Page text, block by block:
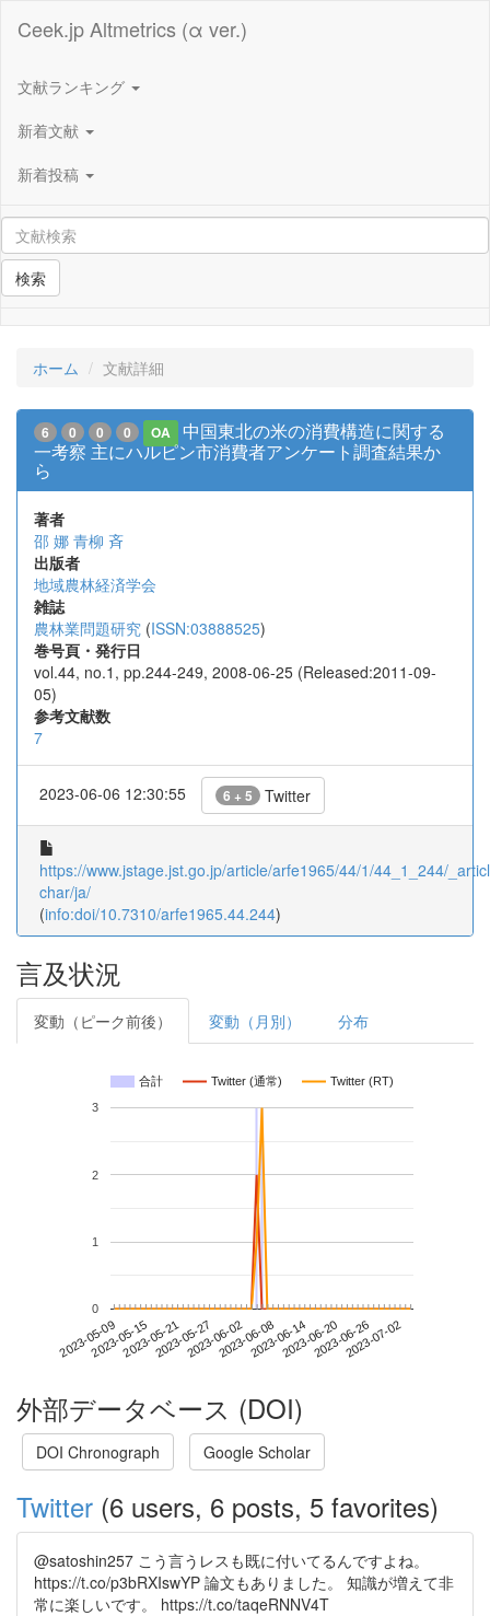
Ceek.jp Altmetrics (α ver.)
文献ランキング
新着文献
新着投稿
検索
ホーム 文献詳細
6 0 0 0 OA
中国東北の米の消費構造に関する
一考察 主にハルピン市消費者アンケート調査結果か
ら
著者
邵 娜 青柳 斉
出版者
地域農林経済学会
雑誌
農林業問題研究 (ISSN:03888525)
巻号頁・発行日
vol.44, no.1, pp.244-249, 2008-06-25 (Released:2011-09-
05)
参考文献数
7
2023-06-06 12:30:55 6 + 5 Twitter
https://www.jstage.jst.go.jp/article/arfe1965/44/1/44_1_244/
char/ja/
(info:doi/10.7310/arfe1965.44.244)
言及状況
変動（ピーク前後） 変動（月別） 分布
合計 Twitter (通常) Twitter (RT)
2023-05-092023-05-152023-05-212023-05-272023-06-022023-06-082023-06-142023-06-202023-06-262023-07-02
0
1
2
3
外部データベース (DOI)
DOI Chronograph Google Scholar
Twitter (6 users, 6 posts, 5 favorites)
@satoshin257 こう言うレスも既に付いてるんですよね。
https://t.co/p3bRXIswYP 論文もありました。 知識が増えて非
常に楽しいです。 https://t.co/taqeRNNV4T